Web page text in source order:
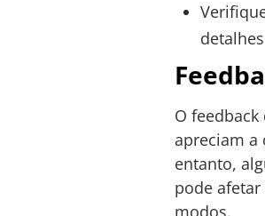
O
apreciam a
entanto,
pode
modos.